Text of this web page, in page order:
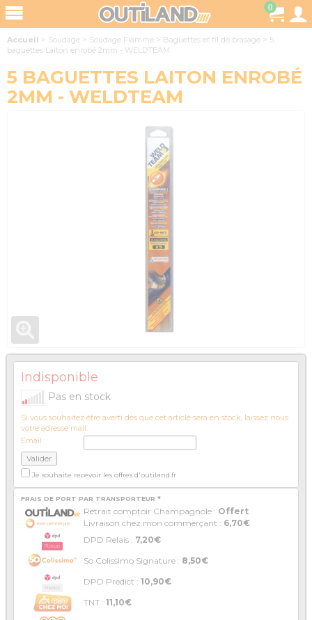
0
Accueil > Soudage > Soudage Flamme > Baguettes et fil de brasage > 5
baguettes Laiton enrobé 2mm - WELDTEAM
5 BAGUETTES LAITON ENROBÉ
2MM - WELDTEAM
Indisponible
Pas en stock
Si vous souhaitez être averti dès que cet article sera en stock, laissez nous
votre adresse mail.
Email :
Je souhaite recevoir les offres d'outiland.fr
FRAIS DE PORT PAR TRANSPORTEUR *
Retrait comptoir Champagnole : Offert
Livraison chez mon commerçant : 6,70€
DPD Relais : 7,20€
So Colissimo Signature : 8,50€
DPD Predict : 10,90€
TNT : 11,10€